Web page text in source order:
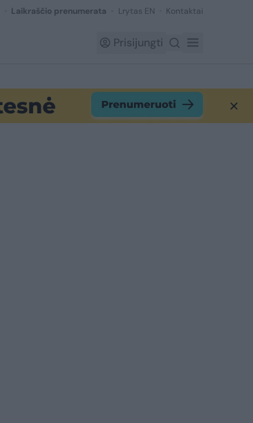
Laikraščio prenumerata Lrytas EN Kontaktai
Prisijungti